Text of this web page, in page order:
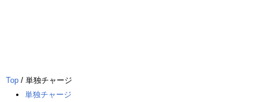
Top / 単独チャージ
単独チャージ